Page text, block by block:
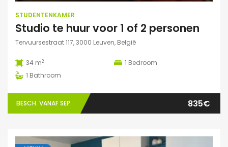
STUDENTENKAMER
Studio te huur voor 1 of 2 personen
Tervuursestraat 117, 3000 Leuven, België
34 m2 1 Bedroom
1 Bathroom
BESCH. VANAF SEP. 835€